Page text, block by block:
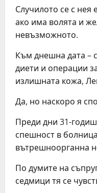
Случилото се с нея
ако има волята и
невъзможното.
Към днешна дата –
диети и операции
излишната кожа,
Да, но наскоро я
Преди дни 31-
спешност в
вътрешноорганна
По думите на
седмици тя се